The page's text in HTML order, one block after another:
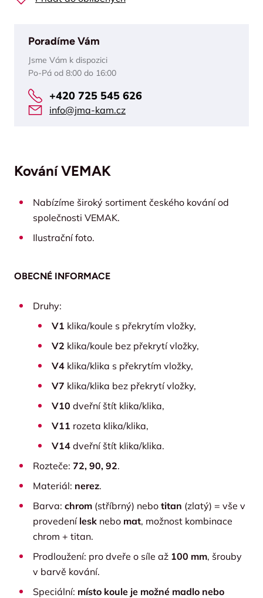
Poradíme Vám
Jsme Vám k dispozici
Po-Pá od 8:00 do 16:00
+420 725 545 626
info@jma-kam.cz
Kování VEMAK
Nabízíme široký sortiment českého kování od
společnosti VEMAK.
Ilustrační foto.
OBECNÉ INFORMACE
Druhy:
V1 klika/koule s překrytím vložky,
V2 klika/koule bez překrytí vložky,
V4 klika/klika s překrytím vložky,
V7 klika/klika bez překrytí vložky,
V10 dveřní štít klika/klika,
V11 rozeta klika/klika,
V14 dveřní štít klika/klika.
Rozteče: 72, 90, 92.
Materiál: nerez.
Barva: chrom (stříbrný) nebo titan (zlatý) = vše v
provedení lesk nebo mat, možnost kombinace
chrom + titan.
Prodloužení: pro dveře o síle až 100 mm, šrouby
v barvě kování.
Speciální: místo koule je možné madlo nebo